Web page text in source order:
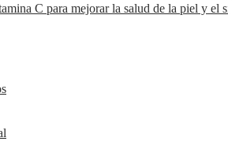
C para mejorar la salud de la piel y el